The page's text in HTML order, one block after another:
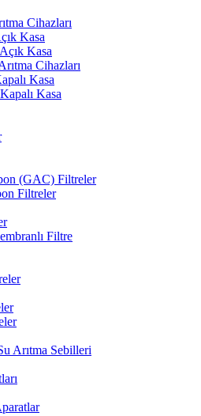
Cihazları
Kasa
Kasa
Cihazları
Kasa
Kasa
(GAC) Filtreler
Filtreler
Filtre
Arıtma Sebilleri